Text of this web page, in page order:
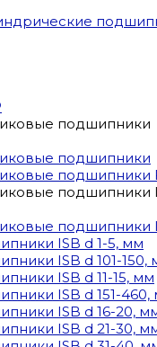
подшипники
подшипники
подшипники
подшипники
подшипники
ISB d 1-5, мм
ISB d 101-150,
ISB d 11-15, мм
ISB d 151-460,
ISB d 16-20,
ISB d 21-30,